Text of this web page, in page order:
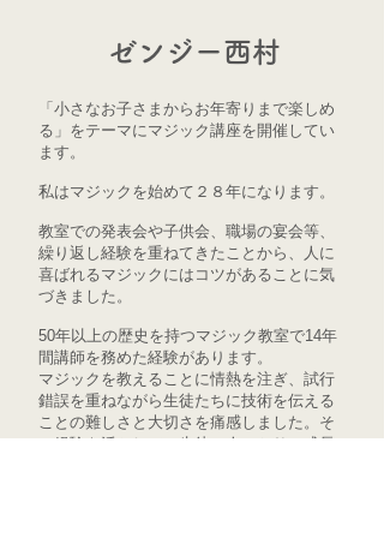
ゼンジー西村
「小さなお子さまからお年寄りまで楽しめ
る」をテーマにマジック講座を開催してい
ます。
私はマジックを始めて２８年になります。
教室での発表会や子供会、職場の宴会等、
繰り返し経験を重ねてきたことから、人に
喜ばれるマジックにはコツがあることに気
づきました。
50年以上の歴史を持つマジック教室で14年
間講師を務めた経験があります。
マジックを教えることに情熱を注ぎ、試行
錯誤を重ねながら生徒たちに技術を伝える
ことの難しさと大切さを痛感しました。そ
の経験を活かして、生徒一人ひとりの成長